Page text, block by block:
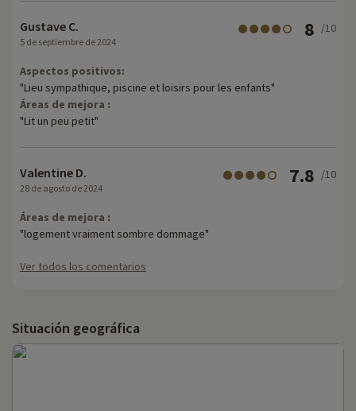
Gustave C.
5 de septiembre de 2024
8 /10
Aspectos positivos:
"Lieu sympathique, piscine et loisirs pour les enfants"
Áreas de mejora :
"Lit un peu petit"
Valentine D.
28 de agosto de 2024
7.8 /10
Áreas de mejora :
"logement vraiment sombre dommage"
Ver todos los comentarios
Situación geográfica